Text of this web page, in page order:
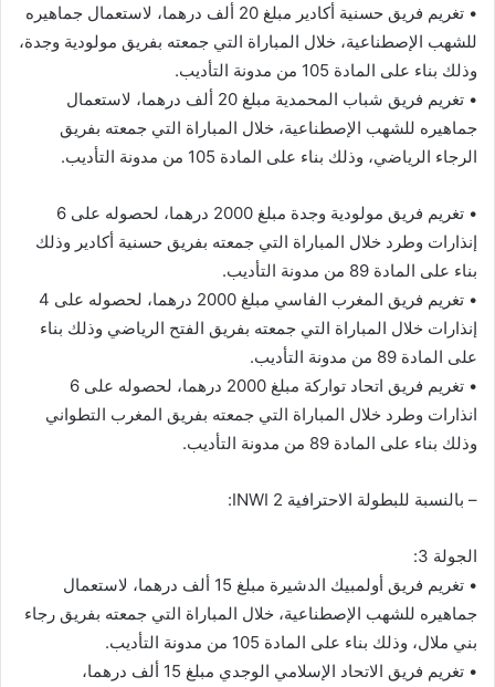
• تغريم فريق حسنية أكادير مبلغ 20 ألف درهما، لاستعمال جماهيره
للشهب الإصطناعية، خلال المباراة التي جمعته بفريق مولودية وجدة،
وذلك بناء على المادة 105 من مدونة التأديب.
• تغريم فريق شباب المحمدية مبلغ 20 ألف درهما، لاستعمال
جماهيره للشهب الإصطناعية، خلال المباراة التي جمعته بفريق
الرجاء الرياضي، وذلك بناء على المادة 105 من مدونة التأديب.
• تغريم فريق مولودية وجدة مبلغ 2000 درهما، لحصوله على 6
إنذارات وطرد خلال المباراة التي جمعته بفريق حسنية أكادير وذلك
بناء على المادة 89 من مدونة التأديب.
• تغريم فريق المغرب الفاسي مبلغ 2000 درهما، لحصوله على 4
إنذارات خلال المباراة التي جمعته بفريق الفتح الرياضي وذلك بناء
على المادة 89 من مدونة التأديب.
• تغريم فريق اتحاد تواركة مبلغ 2000 درهما، لحصوله على 6
انذارات وطرد خلال المباراة التي جمعته بفريق المغرب التطواني
وذلك بناء على المادة 89 من مدونة التأديب.
– بالنسبة للبطولة الاحترافية 2 INWI:
الجولة 3:
• تغريم فريق أولمبيك الدشيرة مبلغ 15 ألف درهما، لاستعمال
جماهيره للشهب الإصطناعية، خلال المباراة التي جمعته بفريق رجاء
بني ملال، وذلك بناء على المادة 105 من مدونة التأديب.
• تغريم فريق الاتحاد الإسلامي الوجدي مبلغ 15 ألف درهما،